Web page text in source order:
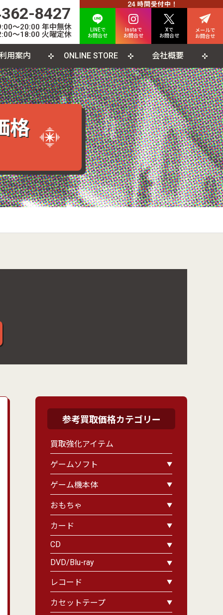
8427
〜20:00 年中無休
〜18:00 火曜定休
LINEで
お問合せ
Instaで
お問合せ
Xで
お問合せ
メールで
お問合せ
カード CD
コンソフト 書籍・雑誌
用案内
査定について よくある質問
ONLINE STORE 会社概要
情報保護方針 利用規約
格
参考買取価格カテゴリー
買取強化アイテム
ゲームソフト
ゲーム機本体
おもちゃ
カード
CD
DVD/Blu-ray
レコード
カセットテープ